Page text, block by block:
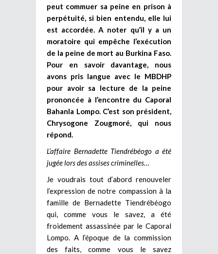
peut commuer sa peine en prison à
perpétuité, si bien entendu, elle lui
est accordée. A noter qu’il y a un
moratoire qui empêche l’exécution
de la peine de mort au Burkina Faso.
Pour en savoir davantage, nous
avons pris langue avec le MBDHP
pour avoir sa lecture de la peine
prononcée à l’encontre du Caporal
Bahanla Lompo. C’est son président,
Chrysogone Zougmoré, qui nous
répond.
L’affaire Bernadette Tiendrébéogo a été
jugée lors des assises criminelles…
Je voudrais tout d’abord renouveler
l’expression de notre compassion à la
famille de Bernadette Tiendrébéogo
qui, comme vous le savez, a été
froidement assassinée par le Caporal
Lompo. A l’époque de la commission
des faits, comme vous le savez